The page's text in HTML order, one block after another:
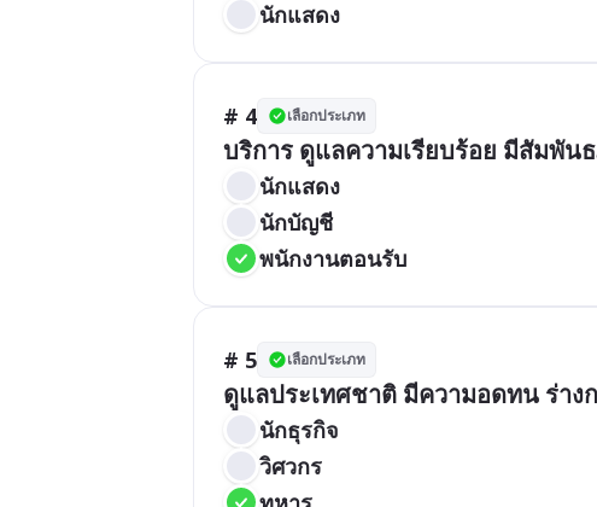
นักแสดง
# 4 เลือกประเภท
บริการ ดูแลความเรียบร้อย มีสัมพัน
นักแสดง
นักบัญชี
พนักงานตอนรับ
# 5 เลือกประเภท
ดูแลประเทศชาติ มีความอดทน ร่าง
นักธุรกิจ
วิศวกร